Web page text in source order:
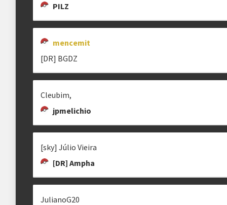
Estrutura das chaves
Etapa única
PILZ
mencemit
[DR] BGDZ
Cleubim,
jpmelichio
[sky] Júlio Vieira
[DR] Ampha
JulianoG20